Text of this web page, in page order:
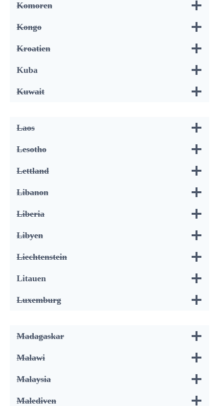
Komoren
Kongo
Kroatien
Kuba
Kuwait
Laos
Lesotho
Lettland
Libanon
Liberia
Libyen
Liechtenstein
Litauen
Luxemburg
Madagaskar
Malawi
Malaysia
Malediven